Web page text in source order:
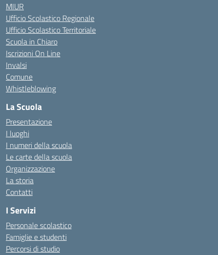
MIUR
Ufficio Scolastico Regionale
Ufficio Scolastico Territoriale
Scuola in Chiaro
Iscrizioni On Line
Invalsi
Comune
Whistleblowing
La Scuola
Presentazione
I luoghi
I numeri della scuola
Le carte della scuola
Organizzazione
La storia
Contatti
I Servizi
Personale scolastico
Famiglie e studenti
Percorsi di studio